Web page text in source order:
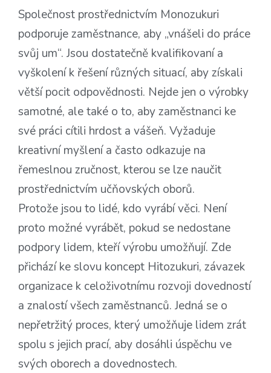
Společnost prostřednictvím Monozukuri
podporuje zaměstnance, aby „vnášeli do práce
svůj um“. Jsou dostatečně kvalifikovaní a
vyškolení k řešení různých situací, aby získali
větší pocit odpovědnosti. Nejde jen o výrobky
samotné, ale také o to, aby zaměstnanci ke
své práci cítili hrdost a vášeň. Vyžaduje
kreativní myšlení a často odkazuje na
řemeslnou zručnost, kterou se lze naučit
prostřednictvím učňovských oborů.
Protože jsou to lidé, kdo vyrábí věci. Není
proto možné vyrábět, pokud se nedostane
podpory lidem, kteří výrobu umožňují. Zde
přichází ke slovu koncept Hitozukuri, závazek
organizace k celoživotnímu rozvoji dovedností
a znalostí všech zaměstnanců. Jedná se o
nepřetržitý proces, který umožňuje lidem zrát
spolu s jejich prací, aby dosáhli úspěchu ve
svých oborech a dovednostech.